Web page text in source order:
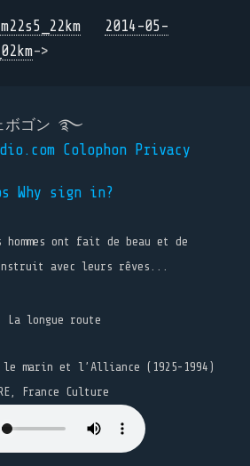
2014-05-
->
ボゴン ࿐
Colophon Privacy
Why sign in?
hommes ont fait de beau et de
avec leurs rêves...
La longue route
marin et l’Alliance (1925-1994)
France Culture